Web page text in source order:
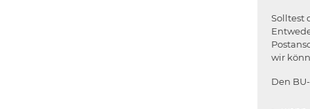
Solltest
wir
Den